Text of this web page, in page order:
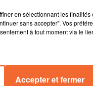
en sélectionnant les
sans accepter". Vos
à tout moment via le
Accepter et fermer